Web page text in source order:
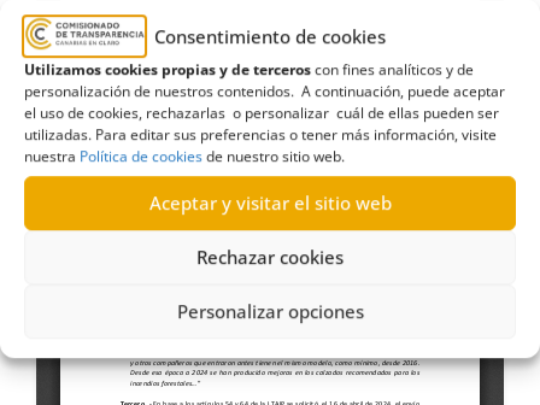
Consentimiento de cookies
Utilizamos cookies propias y de terceroscon fines analíticos y de
personalización de nuestros contenidos. A continuación, puede aceptar
el uso de cookies, rechazarlas o personalizar cuál de ellas pueden ser
utilizadas. Para editar sus preferencias o tener más información, visite
nuestra Política de cookiesde nuestro sitio web.
Aceptar y visitar el sitio web
Rechazar cookies
Personalizar opciones